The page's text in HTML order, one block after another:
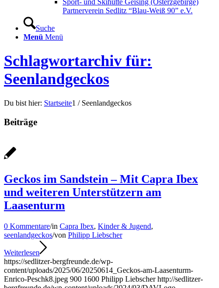
Sport- und Skihütte Geising (Osterzgebirge)
Partnerverein Sedlitz “Blau-Weiß 90” e.V.
Suche
Menü Menü
Schlagwortarchiv für:
Seenlandgeckos
Du bist hier: Startseite1 / Seenlandgeckos
Beiträge
Geckos im Sandstein – Mit Capra Ibex
und weiteren Unterstützern am
Laasenturm
0 Kommentare/in Capra Ibex, Kinder & Jugend,
seenlandgeckos/von Philipp Liebscher
Weiterlesen
https://sedlitzer-bergfreunde.de/wp-
content/uploads/2025/06/20250614_Geckos-am-Laasenturm-
Enrico-Peschk8.jpeg 900 1600 Philipp Liebscher http://sedlitzer-